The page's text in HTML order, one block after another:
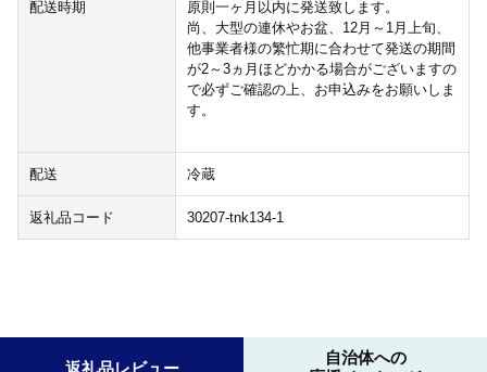
配送時期
原則一ヶ月以内に発送致します。
尚、大型の連休やお盆、12月～1月上旬、
他事業者様の繁忙期に合わせて発送の期間
が2～3ヵ月ほどかかる場合がございますの
で必ずご確認の上、お申込みをお願いしま
す。
配送 冷蔵
返礼品コード 30207-tnk134-1
返礼品レビュー
自治体への